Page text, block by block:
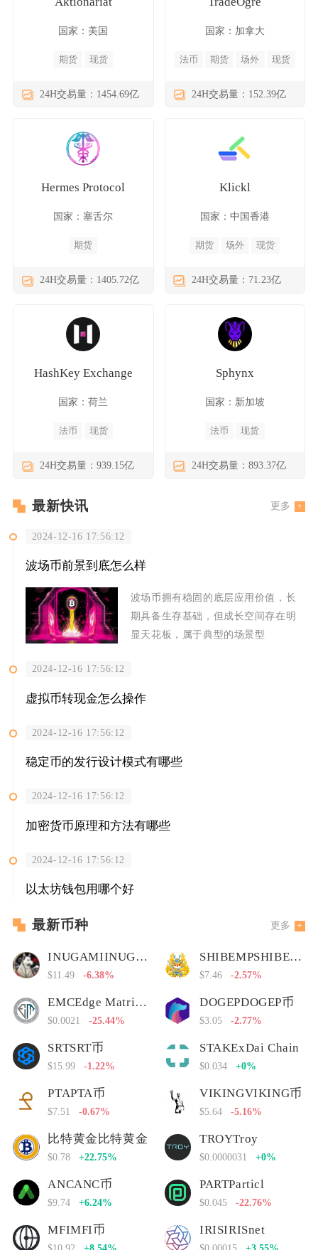
国家：美国
期货 现货
24H交易量：1454.69亿
国家：加拿大
法币 期货 场外 现货
24H交易量：152.39亿
Hermes Protocol
国家：塞舌尔
期货
24H交易量：1405.72亿
Klickl
国家：中国香港
期货 场外 现货
24H交易量：71.23亿
HashKey Exchange
国家：荷兰
法币 现货
24H交易量：939.15亿
Sphynx
国家：新加坡
法币 现货
24H交易量：893.37亿
最新快讯 更多
2024-12-16 17:56:12
波场币前景到底怎么样
波场币拥有稳固的底层应用价值，长
期具备生存基础，但成长空间存在明
显天花板，属于典型的场景型
2024-12-16 17:56:12
虚拟币转现金怎么操作
2024-12-16 17:56:12
稳定币的发行设计模式有哪些
2024-12-16 17:56:12
加密货币原理和方法有哪些
2024-12-16 17:56:12
以太坊钱包用哪个好
最新币种 更多
INUGAMIINUGAMI币
$11.49 -6.38%
SHIBEMPSHIBEMP币
$7.46 -2.57%
EMCEdge Matrix Chain
$0.0021 -25.44%
DOGEPDOGEP币
$3.05 -2.77%
SRTSRT币
$15.99 -1.22%
STAKExDai Chain
$0.034 +0%
PTAPTA币
$7.51 -0.67%
VIKINGVIKING币
$5.64 -5.16%
比特黄金比特黄金
$0.78 +22.75%
TROYTroy
$0.0000031 +0%
ANCANC币
$9.74 +6.24%
PARTParticl
$0.045 -22.76%
MFIMFI币 IRISIRISnet